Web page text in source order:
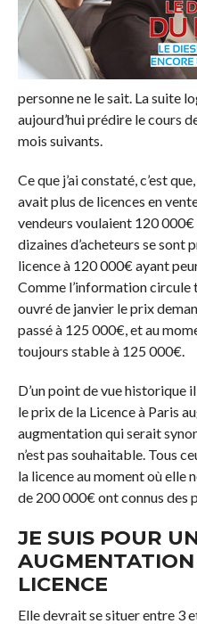
personne ne le sait. La suite
aujourd’hui prédire le cours
mois suivants.
Ce que j’ai constaté, c’est
avait plus de licences en
vendeurs voulaient 120 000€
dizaines d’acheteurs se sont
licence à 120 000€ ayant
Comme l’information circule
ouvré de janvier le prix
passé à 125 000€, et au
toujours stable à 125 000€.
D’un point de vue historique
le prix de la Licence à Paris
augmentation qui serait
n’est pas souhaitable. Tous
la licence au moment où elle
de 200 000€ ont connus des
JE SUIS POUR
LICENCE
Elle devrait se situer entre 3